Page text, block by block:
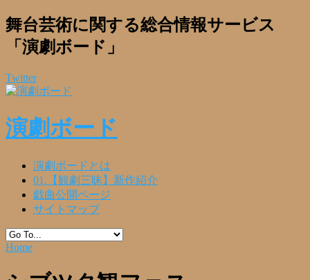
舞台芸術に関する総合情報サービス
「演劇ボード」
Twitter
演劇ボード
演劇ボードとは
01.【観劇三昧】新作紹介
戯曲公開ページ
サイトマップ
Home